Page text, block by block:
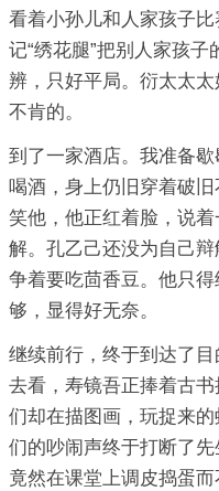
看着小孙儿和人家孩子
记“绣花腿”把别人家孩
辨，只好平局。衍太太
不肯的。
到了一家酒店。我准备
喝酒，身上仍旧穿着破旧
笑他，他正红着脸，说
解。孔乙己还没为自己
争着要吃茴香豆。他只
够，显得好无奈。
继续前行，终于到达了
去看，寿镜吾正捧着古
们却在描图画，玩捉来
们的吵闹声终于打断了
竟然在课堂上调皮捣蛋